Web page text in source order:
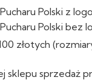
Polski z
Polski bez
złotych
sprzedaż